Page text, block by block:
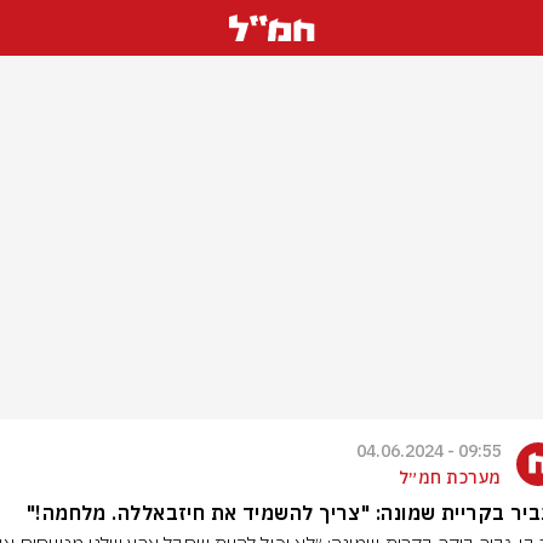
09:55 - 04.06.2024
מערכת חמ״ל
בקריית שמונה: "צריך להשמיד את חיזבאללה. מלחמה!"